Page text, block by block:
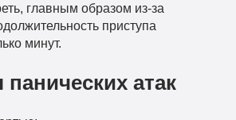
главным образом из-за
приступа
минут.
атак